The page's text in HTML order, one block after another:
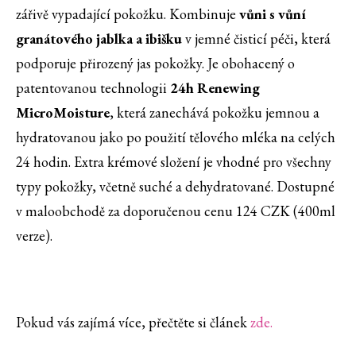
zářivě vypadající pokožku. Kombinuje vůni s vůní
granátového jablka a ibiškuv jemné čisticí péči, která
podporuje přirozený jas pokožky. Je obohacený o
patentovanou technologii 24h Renewing
MicroMoisture, která zanechává pokožku jemnou a
hydratovanou jako po použití tělového mléka na celých
24 hodin. Extra krémové složení je vhodné pro všechny
typy pokožky, včetně suché a dehydratované. Dostupné
v maloobchodě za doporučenou cenu 124 CZK (400ml
verze).
Pokud vás zajímá více, přečtěte si článekzde.